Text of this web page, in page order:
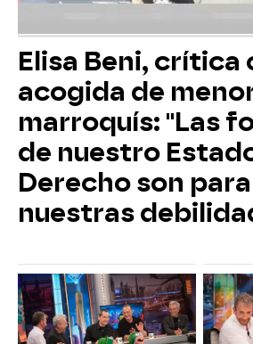
Elisa Beni, crítica
acogida de
marroquís: "Las
de nuestro
Derecho son
nuestras